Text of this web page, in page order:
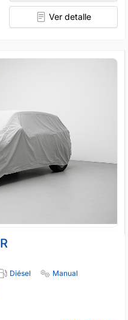
Ver detalle
Diésel
Manual